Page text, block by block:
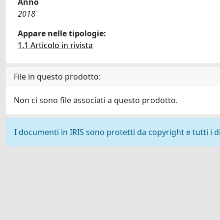
2018
Appare nelle tipologie:
1.1 Articolo in rivista
File in questo prodotto:
Non ci sono file associati a questo prodotto.
I documenti in IRIS sono protetti da copyright e tutti i